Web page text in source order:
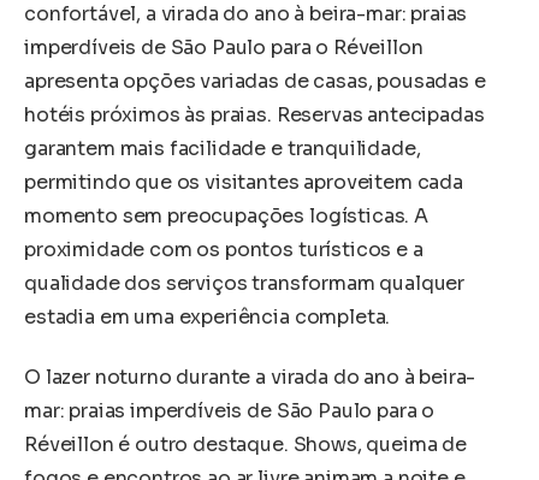
confortável, a virada do ano à beira-mar: praias
imperdíveis de São Paulo para o Réveillon
apresenta opções variadas de casas, pousadas e
hotéis próximos às praias. Reservas antecipadas
garantem mais facilidade e tranquilidade,
permitindo que os visitantes aproveitem cada
momento sem preocupações logísticas. A
proximidade com os pontos turísticos e a
qualidade dos serviços transformam qualquer
estadia em uma experiência completa.
O lazer noturno durante a virada do ano à beira-
mar: praias imperdíveis de São Paulo para o
Réveillon é outro destaque. Shows, queima de